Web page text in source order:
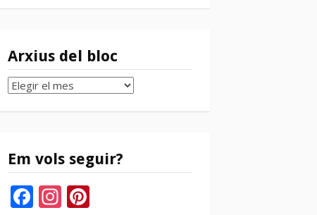
Arxius del bloc
Arxius
bloc
Em vols seguir?
Facebook
Instagram